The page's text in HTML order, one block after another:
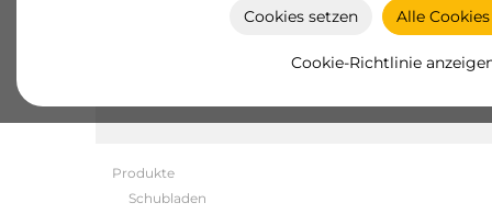
Cookies setzen Alle
Cookie-Richtlinie
Optimieren Sie die Sicherheit und Funktionalität
und Benutzerfreundlichkeit ausgelegt sind.
Produkte
Schubladen